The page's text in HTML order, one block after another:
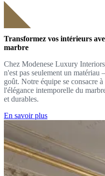
Transformez vos intérieurs
marbre
Chez Modenese Luxury
n'est pas seulement un matériau
goût. Notre équipe se consacre
l'élégance intemporelle du
et durables.
En savoir plus